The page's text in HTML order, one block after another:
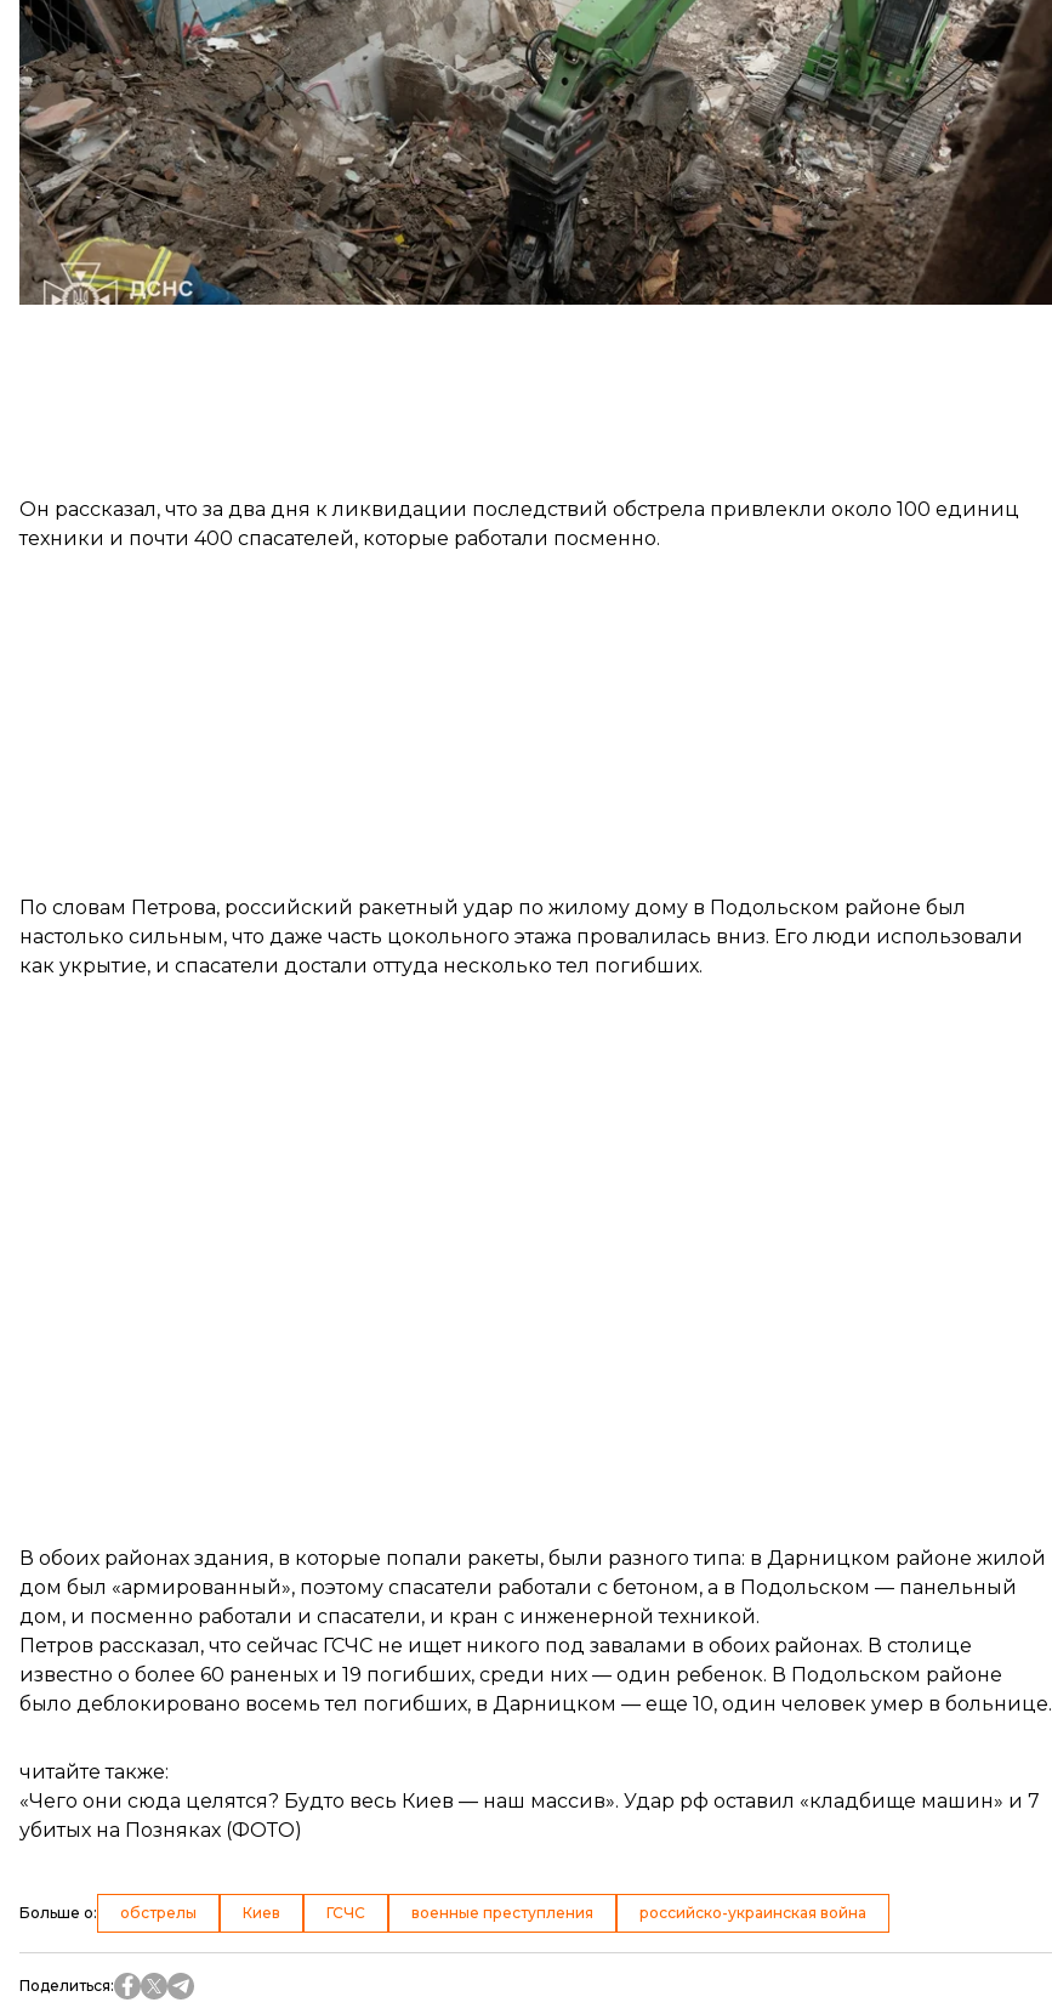
Он рассказал, что за два дня к ликвидации последствий обстрела привлекли около 100 единиц
техники и почти 400 спасателей, которые работали посменно.
По словам Петрова, российский ракетный удар по жилому дому в Подольском районе был
настолько сильным, что даже часть цокольного этажа провалилась вниз. Его люди использовали
как укрытие, и спасатели достали оттуда несколько тел погибших.
В обоих районах здания, в которые попали ракеты, были разного типа: в Дарницком районе жилой
дом был «армированный», поэтому спасатели работали с бетоном, а в Подольском — панельный
дом, и посменно работали и спасатели, и кран с инженерной техникой.
Петров рассказал, что сейчас ГСЧС не ищет никого под завалами в обоих районах. В столице
известно о более 60 раненых и 19 погибших, среди них — один ребенок. В Подольском районе
было деблокировано восемь тел погибших, в Дарницком — еще 10, один человек умер в больнице.
читайте также:
«Чего они сюда целятся? Будто весь Киев — наш массив». Удар рф оставил «кладбище машин» и 7
убитых на Позняках (ФОТО)
Больше о: обстрелы Киев ГСЧС военные преступления российско-украинская война
Поделиться: